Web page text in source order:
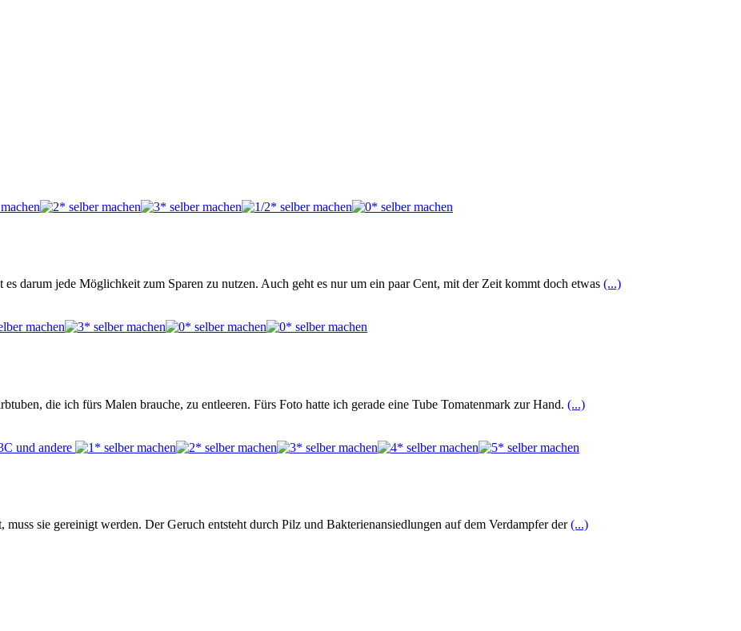
darum jede Möglichkeit zum Sparen zu nutzen. Auch geht es nur um ein paar Cent, mit der Zeit kommt doch etwas (...)
die ich fürs Malen brauche, zu entleeren. Fürs Foto hatte ich gerade eine Tube Tomatenmark zur Hand. (...)
sie gereinigt werden. Der Geruch entsteht durch Pilz und Bakterienansiedlungen auf dem Verdampfer der(...)